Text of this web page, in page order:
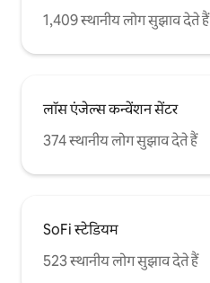
1,409 स्थानीय लोग सुझाव देते हैं
लॉस एंजेल्स कन्वेंशन सेंटर
374 स्थानीय लोग सुझाव देते हैं
SoFi स्टेडियम
523 स्थानीय लोग सुझाव देते हैं